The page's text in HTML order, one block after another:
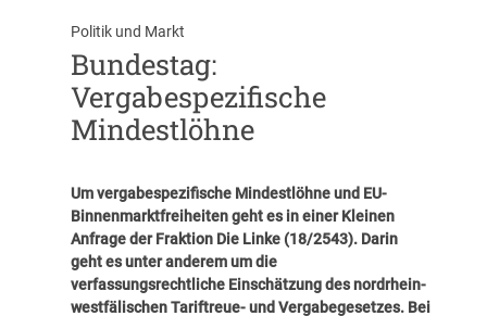
Politik und Markt
Bundestag:
Vergabespezifische
Mindestlöhne
Um vergabespezifische Mindestlöhne und EU-
Binnenmarktfreiheiten geht es in einer Kleinen
Anfrage der Fraktion Die Linke (18/2543). Darin
geht es unter anderem um die
verfassungsrechtliche Einschätzung des nordrhein-
westfälischen Tariftreue- und Vergabegesetzes. Bei